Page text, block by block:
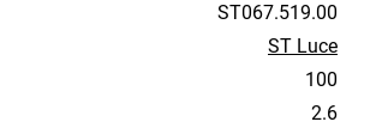
ST067.519.00
ST Luce
100
2.6